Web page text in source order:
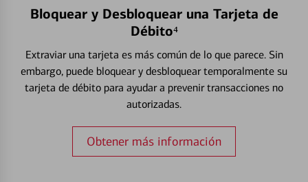
Bloquear y Desbloquear una Tarjeta de
Débito⁴
Extraviar una tarjeta es más común de lo que parece. Sin
embargo, puede bloquear y desbloquear temporalmente su
tarjeta de débito para ayudar a prevenir transacciones no
autorizadas.
Obtener más información